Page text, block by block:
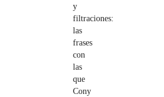
y
filtraciones:
las
frases
con
las
que
Cony